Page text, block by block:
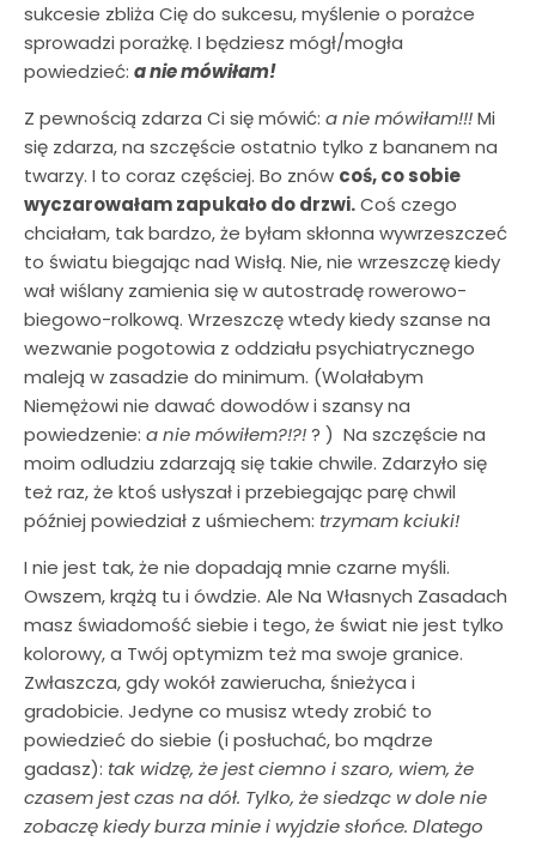
sukcesie zbliża Cię do sukcesu, myślenie o porażce
sprowadzi porażkę. I będziesz mógł/mogła
powiedzieć: a nie mówiłam!
Z pewnością zdarza Ci się mówić: a nie mówiłam!!!Mi
się zdarza, na szczęście ostatnio tylko z bananem na
twarzy. I to coraz częściej. Bo znów coś, co sobie
wyczarowałam zapukało do drzwi.Coś czego
chciałam, tak bardzo, że byłam skłonna wywrzeszczeć
to światu biegając nad Wisłą. Nie, nie wrzeszczę kiedy
wał wiślany zamienia się w autostradę rowerowo-
biegowo-rolkową. Wrzeszczę wtedy kiedy szanse na
wezwanie pogotowia z oddziału psychiatrycznego
maleją w zasadzie do minimum. (Wolałabym
Niemężowi nie dawać dowodów i szansy na
powiedzenie: a nie mówiłem?!?!? ) Na szczęście na
moim odludziu zdarzają się takie chwile. Zdarzyło się
też raz, że ktoś usłyszał i przebiegając parę chwil
później powiedział z uśmiechem: trzymam kciuki!
I nie jest tak, że nie dopadają mnie czarne myśli.
Owszem, krążą tu i ówdzie. Ale Na Własnych Zasadach
masz świadomość siebie i tego, że świat nie jest tylko
kolorowy, a Twój optymizm też ma swoje granice.
Zwłaszcza, gdy wokół zawierucha, śnieżyca i
gradobicie. Jedyne co musisz wtedy zrobić to
powiedzieć do siebie (i posłuchać, bo mądrze
gadasz): tak widzę, że jest ciemno i szaro, wiem, że
czasem jest czas na dół. Tylko, że siedząc w dole nie
zobaczę kiedy burza minie i wyjdzie słońce. Dlatego